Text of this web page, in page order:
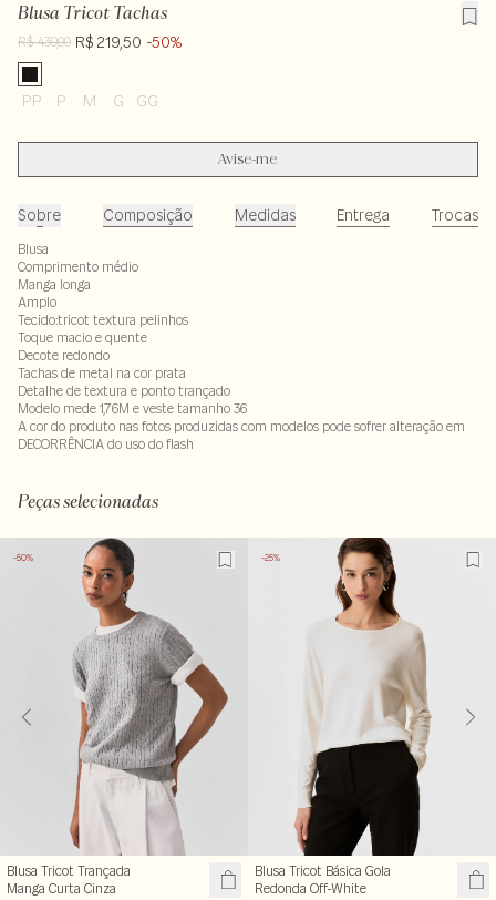
Blusa Tricot Tachas
R$ 439,00 R$ 219,50 -50%
PP P M G GG
Avise-me
Sobre Composição Medidas Entrega Trocas
Blusa
Comprimento médio
Manga longa
Amplo
Tecido:tricot textura pelinhos
Toque macio e quente
Decote redondo
Tachas de metal na cor prata
Detalhe de textura e ponto trançado
Modelo mede 1,76M e veste tamanho 36
A cor do produto nas fotos produzidas com modelos pode sofrer alteração em
DECORRÊNCIA do uso do flash
Peças selecionadas
-50%
Blusa Tricot Trançada
Manga Curta Cinza
-25%
Blusa Tricot Básica Gola
Redonda Off-White